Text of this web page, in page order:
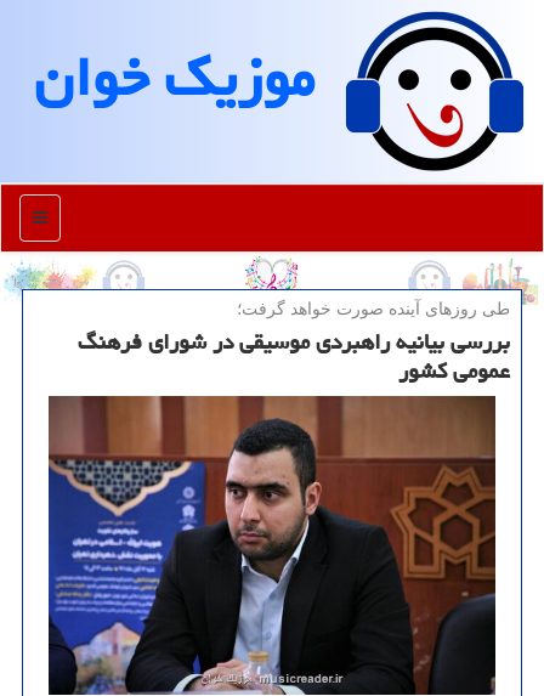
موزیك خوان
منو
طی روزهای آینده صورت خواهد گرفت؛
بررسی بیانیه راهبردی موسیقی در شورای فرهنگ
عمومی کشور